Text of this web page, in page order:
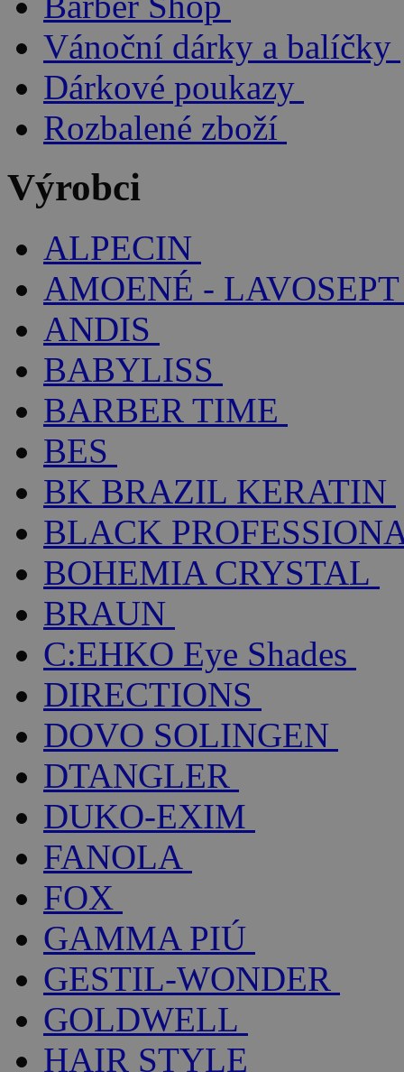
Vánoční dárky a balíčky
Dárkové poukazy
Rozbalené zboží
Výrobci
ALPECIN
AMOENÉ - LAVOSEPT
ANDIS
BABYLISS
BARBER TIME
BES
BK BRAZIL KERATIN
BLACK
BOHEMIA CRYSTAL
BRAUN
C:EHKO Eye Shades
DIRECTIONS
DOVO SOLINGEN
DTANGLER
DUKO-EXIM
FANOLA
FOX
GAMMA PIÚ
GESTIL-WONDER
GOLDWELL
HAIR STYLE